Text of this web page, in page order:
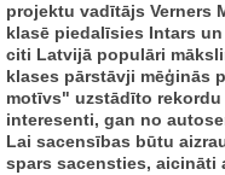
projektu vadītājs Verners
klasē piedalīsies Intars
citi Latvijā populāri
klases pārstāvji mēģinās
motīvs" uzstādīto
interesenti, gan no
Lai sacensības būtu
spars sacensties,